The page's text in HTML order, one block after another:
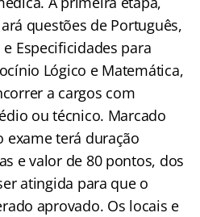
questões de Português,
Especificidades para
Lógico e Matemática,
a cargos com
ou técnico. Marcado
exame terá duração
e valor de 80 pontos, dos
atingida para que o
aprovado. Os locais e